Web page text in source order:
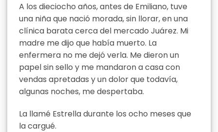
A los dieciocho años, antes de Emiliano, tuve
una niña que nació morada, sin llorar, en una
clínica barata cerca del mercado Juárez. Mi
madre me dijo que había muerto. La
enfermera no me dejó verla. Me dieron un
papel sin sello y me mandaron a casa con
vendas apretadas y un dolor que todavía,
algunas noches, me despertaba.
La llamé Estrella durante los ocho meses que
la cargué.